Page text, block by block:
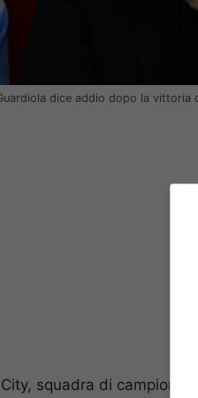
dice addio dopo la vittoria
squadra di campioni